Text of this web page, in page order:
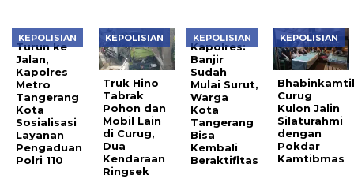
KEPOLISIAN
Turun ke
Jalan,
Kapolres
Metro
Tangerang
Kota
Sosialisasi
Layanan
Pengaduan
Polri 110
KEPOLISIAN
Truk Hino
Tabrak
Pohon dan
Mobil Lain
di Curug,
Dua
Kendaraan
Ringsek
KEPOLISIAN
Kapolres:
Banjir
Sudah
Mulai Surut,
Warga
Kota
Tangerang
Bisa
Kembali
Beraktifitas
KEPOLISIAN
Curug
Kulon Jalin
Silaturahmi
dengan
Pokdar
Kamtibmas